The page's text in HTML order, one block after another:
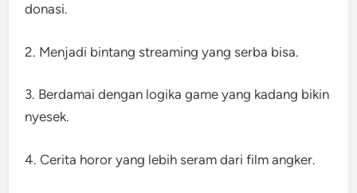
donasi.
2. Menjadi bintang streaming yang serba bisa.
3. Berdamai dengan logika game yang kadang bikin
nyesek.
4. Cerita horor yang lebih seram dari film angker.